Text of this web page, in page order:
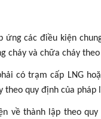
các điều kiện
cháy và chữa cháy
có trạm cấp LNG
theo quy định của pháp
về thành lập theo